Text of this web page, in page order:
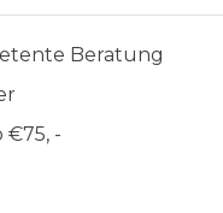
Beratung
€75, -